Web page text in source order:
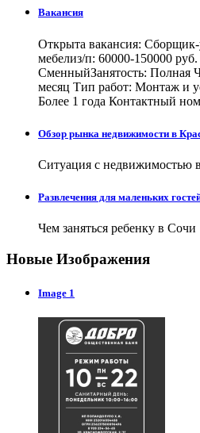
Вакансия
Открыта вакансия:
мебелиз/п: 60000-150000
СменныйЗанятость: Полная
месяц Тип работ: Монтаж и
Более 1 года Контактный
Обзор рынка недвижимости в
Ситуация с недвижимостью
Развлечения для маленьких
Чем заняться ребенку в Сочи
Новые Изображения
Image 1